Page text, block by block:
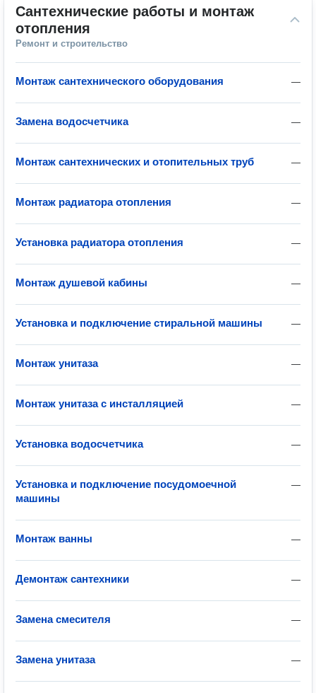
Сантехнические работы и монтаж
отопления
Ремонт и строительство
—
Монтаж сантехнического оборудования
—
Замена водосчетчика
—
Монтаж сантехнических и отопительных труб
—
Монтаж радиатора отопления
—
Установка радиатора отопления
—
Монтаж душевой кабины
—
Установка и подключение стиральной машины
—
Монтаж унитаза
—
Монтаж унитаза с инсталляцией
—
Установка водосчетчика
—
Установка и подключение посудомоечной
машины
—
Монтаж ванны
—
Демонтаж сантехники
—
Замена смесителя
—
Замена унитаза